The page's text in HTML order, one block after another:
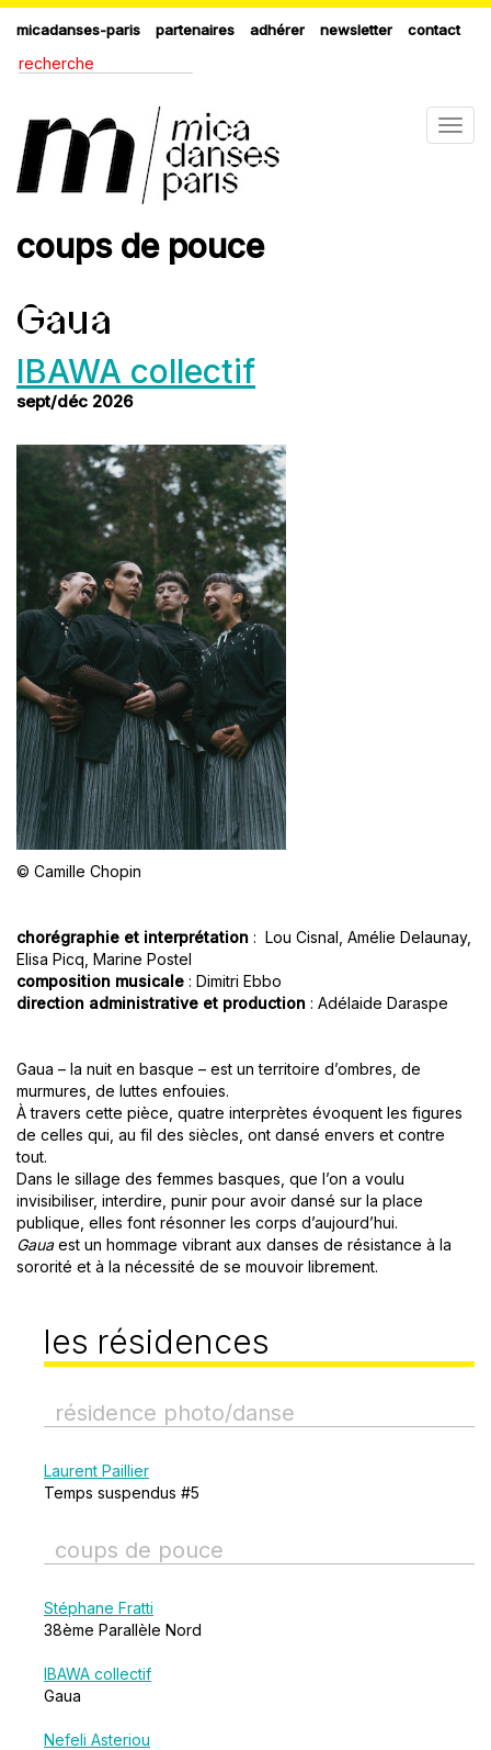
micadanses-paris partenaires adhérer newsletter contact
coups de pouce
Gaua
IBAWA collectif
sept/déc 2026
© Camille Chopin
chorégraphie et interprétation : Lou Cisnal, Amélie Delaunay,
Elisa Picq, Marine Postel
composition musicale : Dimitri Ebbo
direction administrative et production : Adélaide Daraspe
Gaua – la nuit en basque – est un territoire d’ombres, de
murmures, de luttes enfouies.
À travers cette pièce, quatre interprètes évoquent les figures
de celles qui, au fil des siècles, ont dansé envers et contre
tout.
Dans le sillage des femmes basques, que l’on a voulu
invisibiliser, interdire, punir pour avoir dansé sur la place
publique, elles font résonner les corps d’aujourd’hui.
Gauaest un hommage vibrant aux danses de résistance à la
sororité et à la nécessité de se mouvoir librement.
les résidences
résidence photo/danse
Laurent Paillier
Temps suspendus #5
coups de pouce
Stéphane Fratti
38ème Parallèle Nord
IBAWA collectif
Gaua
Nefeli Asteriou